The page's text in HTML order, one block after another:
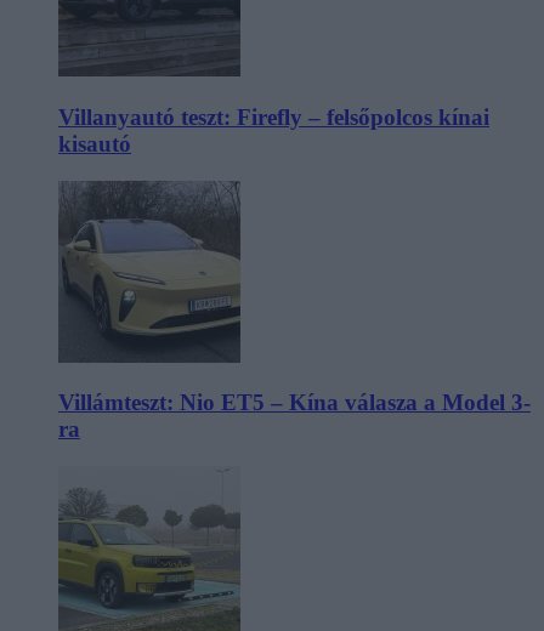
Villanyautó teszt: Firefly – felsőpolcos kínai
kisautó
Villámteszt: Nio ET5 – Kína válasza a Model 3-
ra